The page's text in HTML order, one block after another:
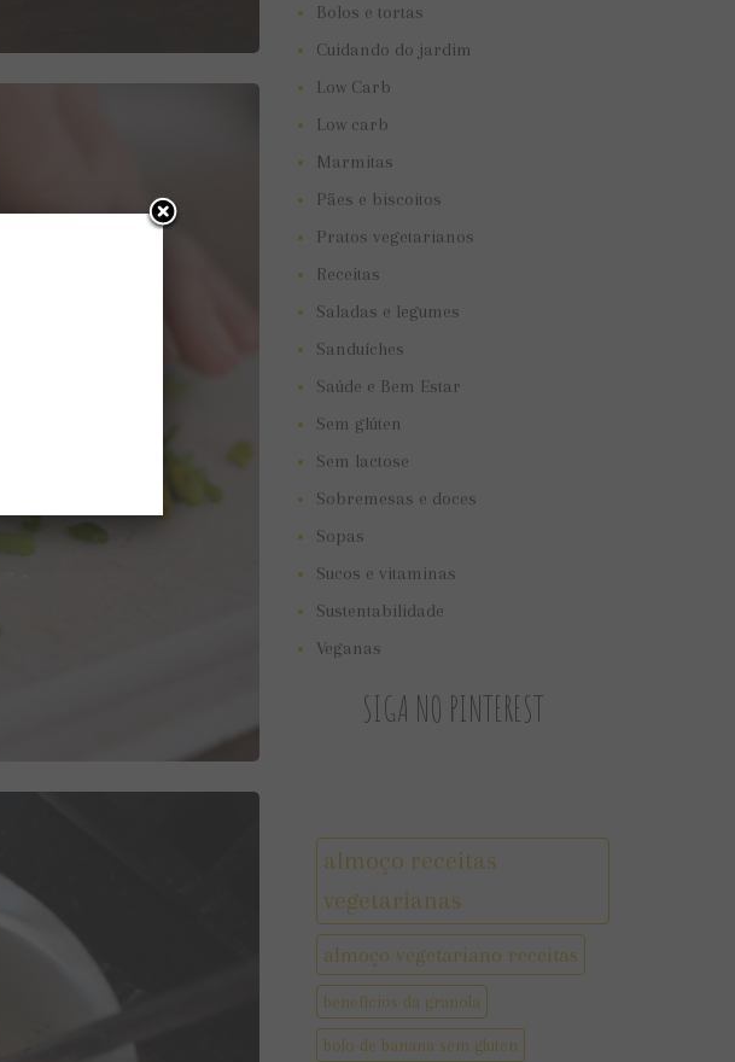
Bolos e tortas
Cuidando do jardim
Low Carb
Low carb
Marmitas
Pães e biscoitos
Pratos vegetarianos
Receitas
Saladas e legumes
Sanduíches
Saúde e Bem Estar
Sem glúten
Sem lactose
Sobremesas e doces
Sopas
Sucos e vitaminas
Sustentabilidade
Veganas
SIGA NO PINTEREST
almoço receitas
vegetarianas
almoço vegetariano receitas
benefícios da granola
bolo de banana sem gluten